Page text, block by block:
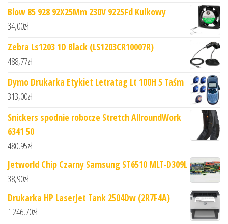
Blow 85 928 92X25Mm 230V 9225Fd Kulkowy
34,00zł
Zebra Ls1203 1D Black (LS1203CR10007R)
488,77zł
Dymo Drukarka Etykiet Letratag Lt 100H 5 Taśm
313,00zł
Snickers spodnie robocze Stretch AllroundWork
6341 50
480,95zł
Jetworld Chip Czarny Samsung ST6510 MLT-D309L
38,90zł
Drukarka HP LaserJet Tank 2504Dw (2R7F4A)
1 246,70zł